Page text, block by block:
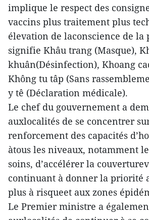
implique le respect des
vaccins plus traitement plus
élevation de laconscience de la
signifie Khâu trang (Masque),
khuân(Désinfection), Khoang
Không tu tâp (Sans
y tê (Déclaration médicale).
Le chef du gouvernement a
auxlocalités de se concentrer
renforcement des capacités
àtous les niveaux, notamment
soins, d’accélérer la
continuant à donner la priorité
plus à risqueet aux zones
Le Premier ministre a